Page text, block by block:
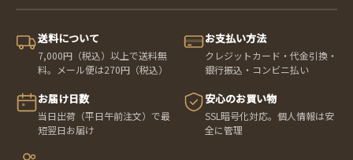
送料について
7,000円（税込）以上で送料無
料。メール便は270円（税込）
お支払い方法
クレジットカード・代金引換・
銀行振込・コンビニ払い
お届け日数
当日出荷（平日午前注文）で最
短翌日お届け
安心のお買い物
SSL暗号化対応。個人情報は安
全に管理